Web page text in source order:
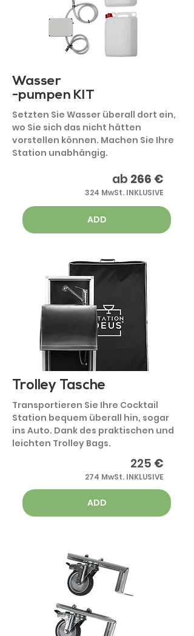
Wasser
-pumpen KIT
Setzten Sie Wasser überall dort ein,
wo Sie sich das nicht hätten
vorstellen können. Machen Sie Ihre
Station unabhängig.
ab 266 €
324 MwSt. INKLUSIVE
ADD
Trolley Tasche
Transportieren Sie Ihre Cocktail
Station bequem überall hin, sogar
ins Auto. Dank des praktischen und
leichten Trolley Bags.
225 €
274 MwSt. INKLUSIVE
ADD